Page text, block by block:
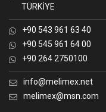
TÜRKİYE
+90 543 961 63 40
+90 545 961 64 00
+90 264 2750100
info@melimex.net
melimex@msn.com